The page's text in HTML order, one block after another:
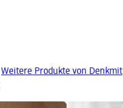
Weitere Produkte von Denkmit